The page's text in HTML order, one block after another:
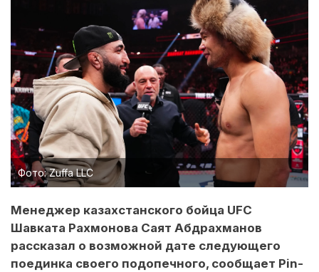
Фото: Zuffa LLC
Менеджер казахстанского бойца UFC
Шавката Рахмонова Саят Абдрахманов
рассказал о возможной дате следующего
поединка своего подопечного, сообщает Pin-